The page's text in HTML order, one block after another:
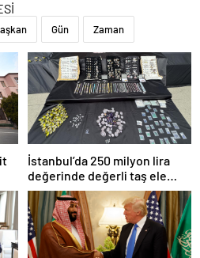
Gün Zaman
İstanbul’da 250 milyon lira
değerinde değerli taş ele
geçirildi